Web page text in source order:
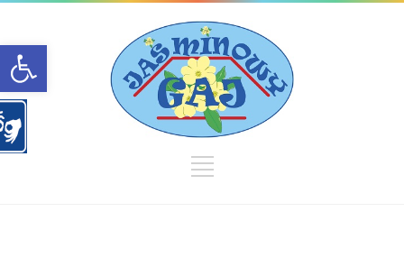
Open toolbar